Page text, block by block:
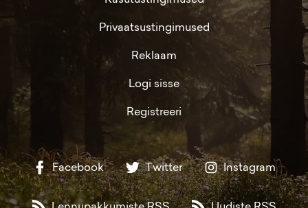
Privaatsustingimused
Reklaam
Logi sisse
Registreeri
Facebook Twitter Instagram